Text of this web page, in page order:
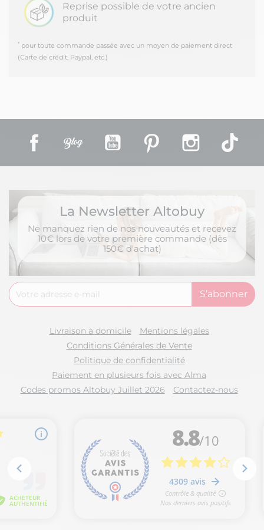
Reprise possible de votre ancien
produit
* pour toute commande passée avec un moyen de paiement direct
(Carte de crédit, Paypal, etc.)
Facebook YouTube Pinterest Instagram
La Newsletter Altobuy
Ne manquez rien de nos nouveautés et recevez
10€ lors de votre première commande (dès
150€ d'achat)
Livraison à domicile
Mentions légales
Conditions Générales de Vente
Politique de confidentialité
Paiement en plusieurs fois avec Alma
Codes promos Altobuy Juillet 2026
Contactez-nous